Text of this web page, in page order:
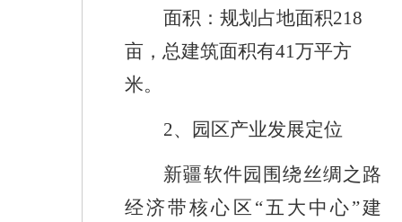
面积：规划占地面积218
亩，总建筑面积有41万平方
米。
2、园区产业发展定位
新疆软件园 围绕丝绸之路
经济带核心区 “五大中心”建